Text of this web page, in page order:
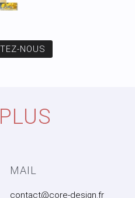
NOUS
MAIL
contact@core-design.fr